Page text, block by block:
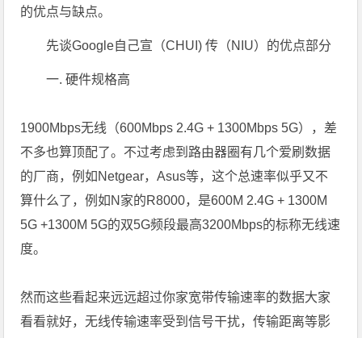
的优点与缺点。
先谈Google自己宣（CHUI) 传（NIU）的优点部分
一. 硬件规格高
1900Mbps无线（600Mbps 2.4G + 1300Mbps 5G），差
不多也算顶配了。不过考虑到路由器圈有几个爱刷数据
的厂商，例如Netgear，Asus等，这个总速率似乎又不
算什么了，例如N家的R8000，是600M 2.4G + 1300M
5G +1300M 5G的双5G频段最高3200Mbps的标称无线速
度。
然而这些看起来远远超过你家宽带传输速率的数据大家
看看就好，无线传输速率受到信号干扰，传输距离等影